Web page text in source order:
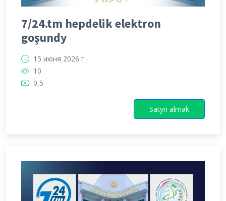
7/24.tm hepdelik elektron
goşundy
15 июня 2026 г.
10
0,5
Satyn almak